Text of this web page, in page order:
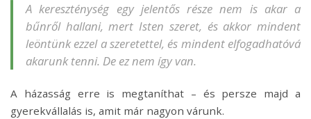
A kereszténység egy jelentős része nem is akar a
bűnről hallani, mert Isten szeret, és akkor mindent
leöntünk ezzel a szeretettel, és mindent elfogadhatóvá
akarunk tenni. De ez nem így van.
A házasság erre is megtaníthat – és persze majd a
gyerekvállalás is, amit már nagyon várunk.